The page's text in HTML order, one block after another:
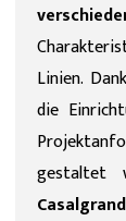
Linien.
die
gestaltet